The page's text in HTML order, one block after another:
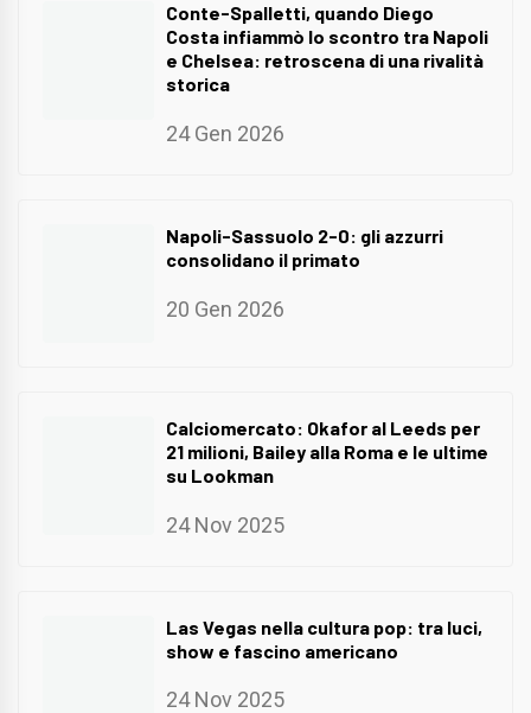
Conte-Spalletti, quando Diego
Costa infiammò lo scontro tra Napoli
e Chelsea: retroscena di una rivalità
storica
24 Gen 2026
Napoli-Sassuolo 2-0: gli azzurri
consolidano il primato
20 Gen 2026
Calciomercato: Okafor al Leeds per
21 milioni, Bailey alla Roma e le ultime
su Lookman
24 Nov 2025
Las Vegas nella cultura pop: tra luci,
show e fascino americano
24 Nov 2025